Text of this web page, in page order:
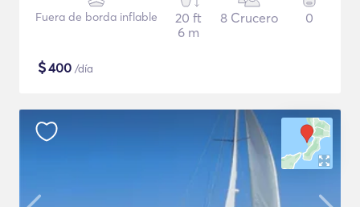
Fuera de borda inflable
20 ft
6 m
8 Crucero 0
$400 /día